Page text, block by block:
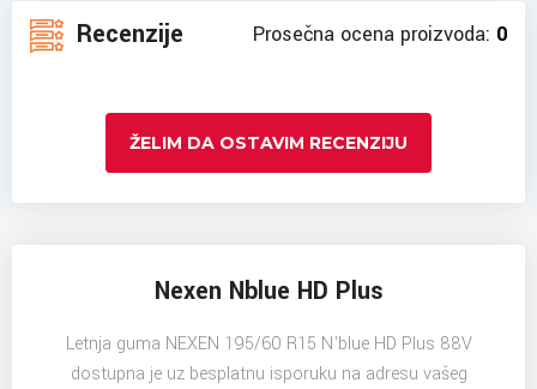
Recenzije Prosečna ocena proizvoda: 0
ŽELIM DA OSTAVIM RECENZIJU
Nexen Nblue HD Plus
Letnja guma NEXEN 195/60 R15 N'blue HD Plus 88V
dostupna je uz besplatnu isporuku na adresu vašeg